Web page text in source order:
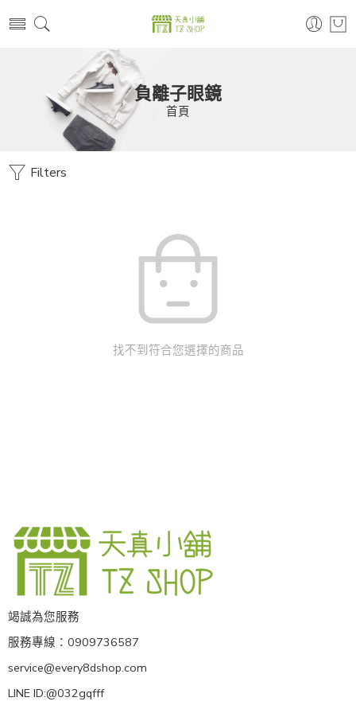
負離子眼鏡
首頁
Filters
找不到符合您選擇的商品
竭誠為您服務
服務專線：0909736587
service@every8dshop.com
LINE ID:@032gqfff